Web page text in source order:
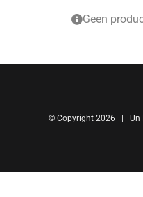
Geen
© Copyright 2026 | Un